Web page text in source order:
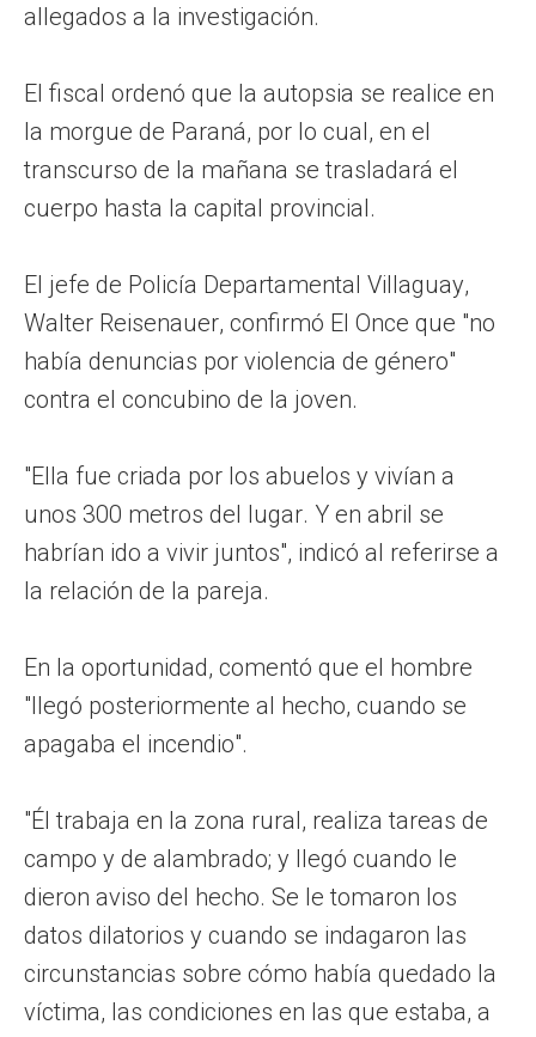
allegados a la investigación.
El fiscal ordenó que la autopsia se realice en
la morgue de Paraná, por lo cual, en el
transcurso de la mañana se trasladará el
cuerpo hasta la capital provincial.
El jefe de Policía Departamental Villaguay,
Walter Reisenauer, confirmó El Once que "no
había denuncias por violencia de género"
contra el concubino de la joven.
"Ella fue criada por los abuelos y vivían a
unos 300 metros del lugar. Y en abril se
habrían ido a vivir juntos", indicó al referirse a
la relación de la pareja.
En la oportunidad, comentó que el hombre
"llegó posteriormente al hecho, cuando se
apagaba el incendio".
"Él trabaja en la zona rural, realiza tareas de
campo y de alambrado; y llegó cuando le
dieron aviso del hecho. Se le tomaron los
datos dilatorios y cuando se indagaron las
circunstancias sobre cómo había quedado la
víctima, las condiciones en las que estaba, a